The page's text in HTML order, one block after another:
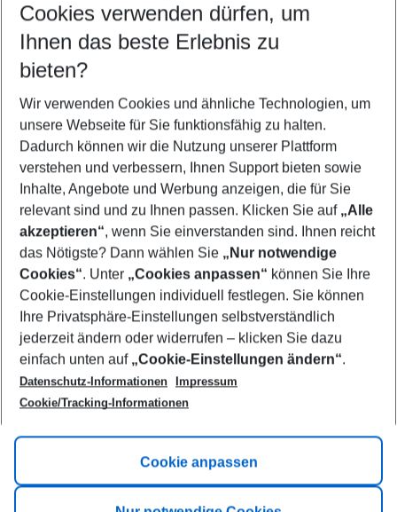
Customize your offer
Find the perfect deal which suits your best
Your departure airport
Any airport
Select your date range
11/08/26–09/08/27 5-8 nights
Who will travel
2 adults No children
Show more filter
Footer
Footer navigation
Title A
Link A
Cookies verwenden dürfen, um
Ihnen das beste Erlebnis zu
bieten?
Wir verwenden Cookies und ähnliche Technologien, um
unsere Webseite für Sie funktionsfähig zu halten.
Dadurch können wir die Nutzung unserer Plattform
verstehen und verbessern, Ihnen Support bieten sowie
Inhalte, Angebote und Werbung anzeigen, die für Sie
relevant sind und zu Ihnen passen. Klicken Sie auf „Alle
akzeptieren“, wenn Sie einverstanden sind. Ihnen reicht
das Nötigste? Dann wählen Sie „Nur notwendige
Cookies“. Unter „Cookies anpassen“ können Sie Ihre
Cookie-Einstellungen individuell festlegen. Sie können
Ihre Privatsphäre-Einstellungen selbstverständlich
jederzeit ändern oder widerrufen – klicken Sie dazu
einfach unten auf „Cookie-Einstellungen ändern“.
Datenschutz-Informationen
Impressum
Cookie/Tracking-Informationen
Cookie anpassen